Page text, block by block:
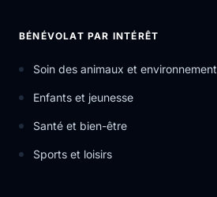
BÉNÉVOLAT PAR INTÉRÊT
Soin des animaux et environnement
Enfants et jeunesse
Santé et bien-être
Sports et loisirs